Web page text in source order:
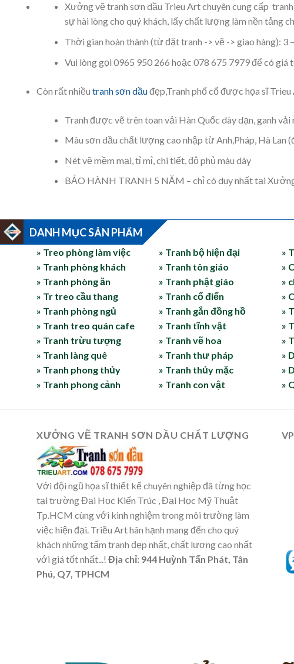
Xưởng vẽ tranh sơn dầu Trieu Art chuyên cung cấp
sự hài lòng cho quý khách, lấy chất lượng làm nền tảng
Thời gian hoàn thành (từ đặt tranh -> vẽ -> giao hàng):
Vui lòng gọi 0965 950 266 hoặc 078 675 7979 để có
Còn rất nhiều tranh sơn dầuđẹp,Tranh phố cổ được họa sĩ
Tranh được vẽ trên toan vải Hàn Quốc dày dạn, ganh
Màu sơn dầu chất lượng cao nhập từ Anh,Pháp, Hà Lan
Nét vẽ mềm mại, tỉ mỉ, chi tiết, độ phủ màu dày
BẢO HÀNH TRANH 5 NĂM – chỉ có duy nhất tại
DANH MỤC SẢN PHẨM
» Treo phòng làm việc
» Tranh phòng khách
» Tranh phòng ăn
» Tr treo cầu thang
» Tranh phòng ngủ
» Tranh treo quán cafe
» Tranh trừu tượng
» Tranh làng quê
» Tranh phong thủy
» Tranh phong cảnh
» Tranh bộ hiện đại
» Tranh tôn giáo
» Tranh phật giáo
» Tranh cổ điển
» Tranh gắn đồng hồ
» Tranh tĩnh vật
» Tranh vẽ hoa
» Tranh thư pháp
» Tranh thủy mặc
» Tranh con vật
»
»
»
»
»
»
»
»
»
»
XƯỞNG VẼ TRANH SƠN DẦU CHẤT LƯỢNG
Với đội ngũ họa sĩ thiết kế chuyên nghiệp đã từng học
tại trường Đại Học Kiến Trúc , Đại Học Mỹ Thuật
Tp.HCM cùng với kinh nghiệm trong môi trường làm
việc hiện đại. Triều Art hân hạnh mang đến cho quý
khách những tấm tranh đẹp nhất, chất lượng cao nhất
với giá tốt nhất...! Địa chỉ: 944 Huỳnh Tấn Phát, Tân
Phú, Q7, TPHCM